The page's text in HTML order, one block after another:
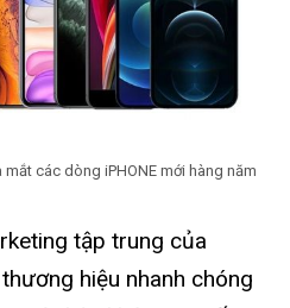
các dòng iPHONE mới hàng năm
tập trung của
hiệu nhanh chóng